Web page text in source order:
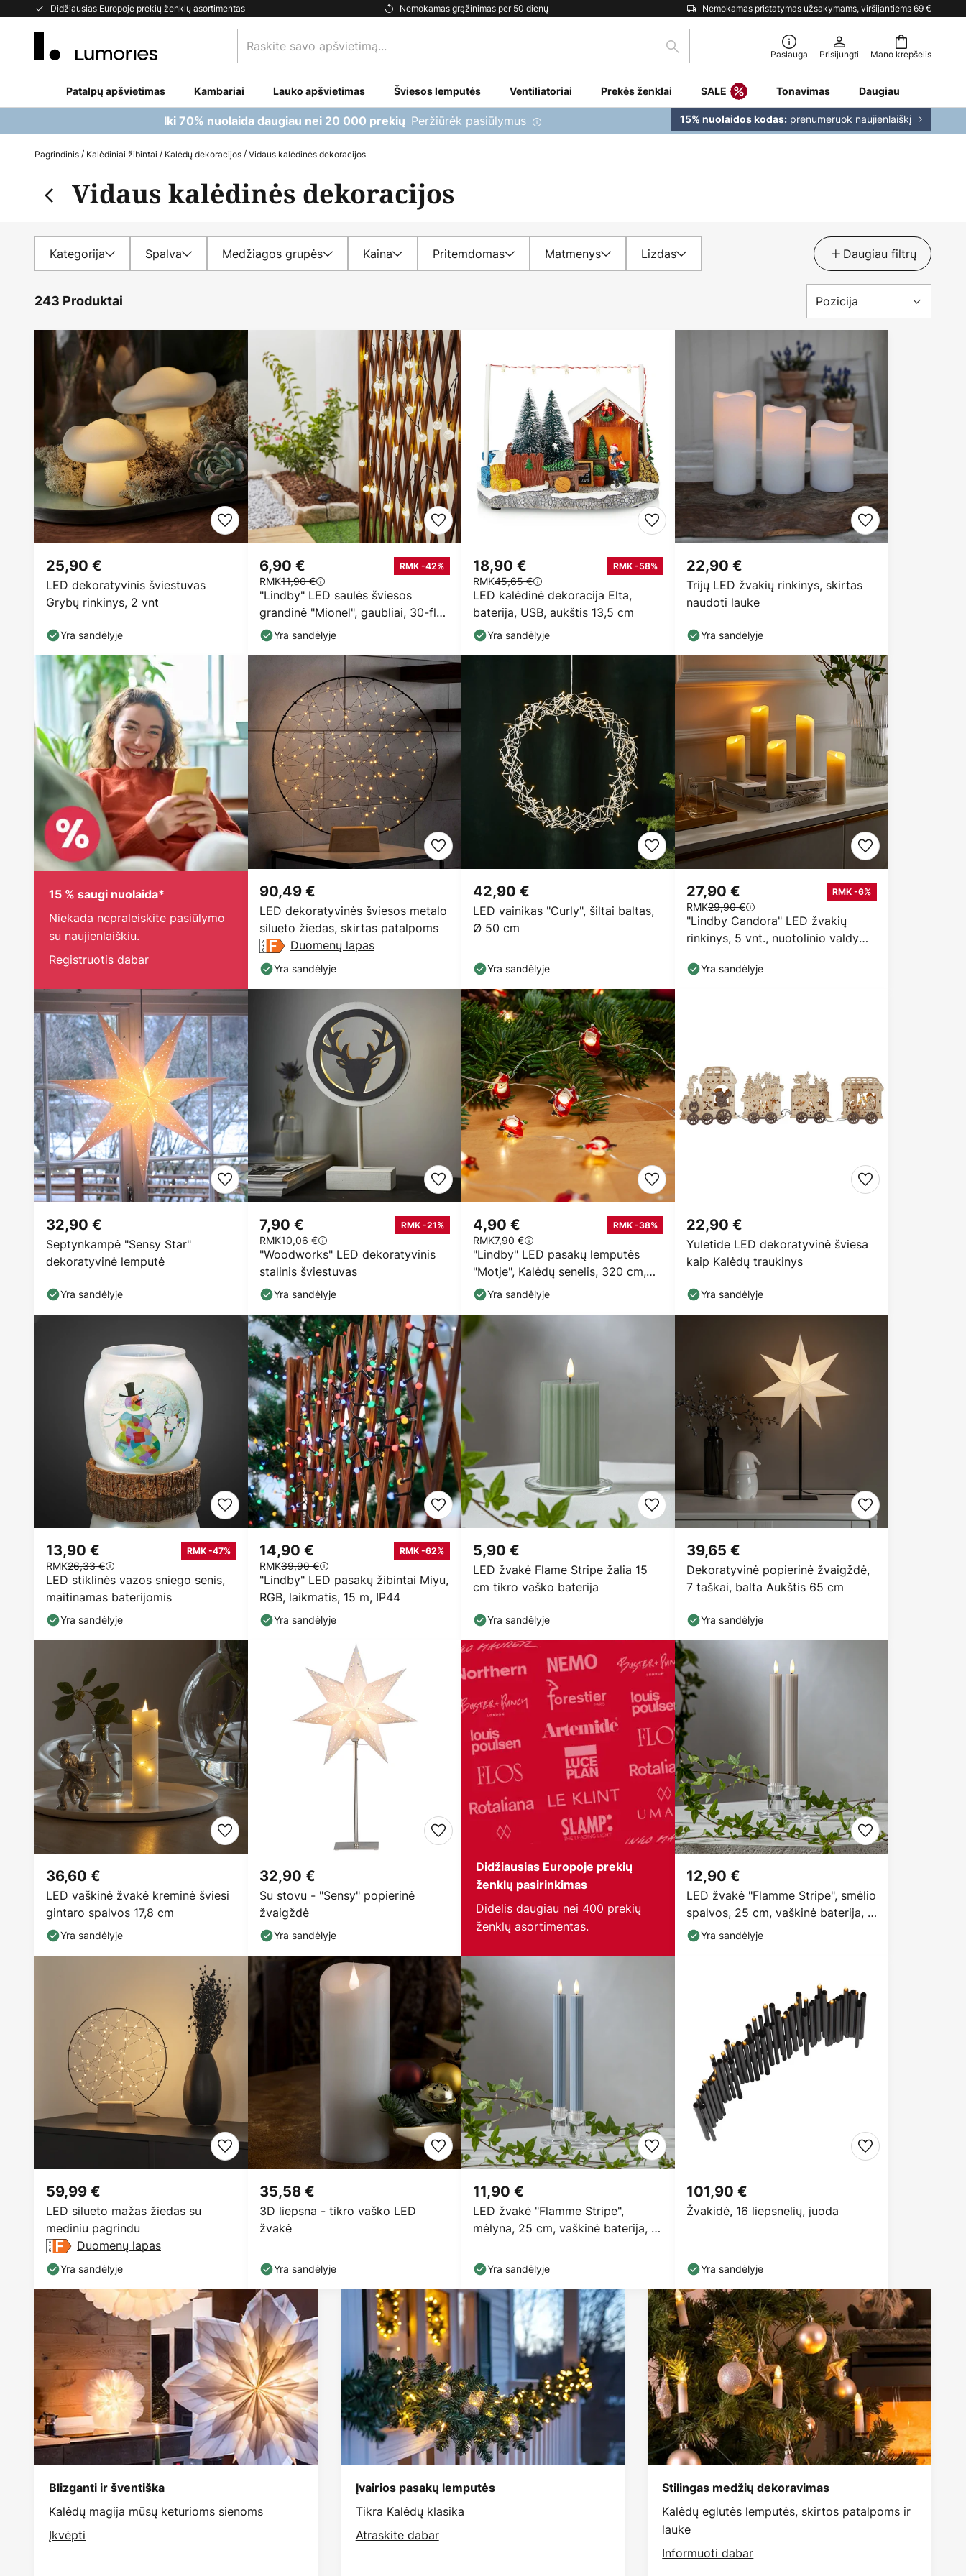
Didžiausias Europoje prekių ženklų asortimentas Nemokamas grąžinimas per 50 dienų Nemokamas pristatymas užsakymams, viršijantiems 69 €
Skip
Mano krepšelis
savo
Paieška Paslauga Prisijungti
Patalpų apšvietimas Kambariai Lauko apšvietimas Šviesos lemputės Ventiliatoriai Prekės ženklai SALE Tonavimas Daugiau
Iki 70% nuolaida daugiau nei 20 000 prekių Peržiūrėk pasiūlymus 15% nuolaidos kodas: prenumeruok naujienlaiškį
Pagrindinis Kalėdiniai žibintai Kalėdų dekoracijos Vidaus kalėdinės dekoracijos
Vidaus kalėdinės dekoracijos
Kategorija Spalva Medžiagos grupės Kaina Pritemdomas Matmenys Lizdas Daugiau filtrų
243 Produktai
LED dekoratyvinis šviestuvas
Grybų rinkinys, 2 vnt
25,90 €
Yra sandėlyje
"Lindby" LED saulės šviesos
grandinė "Mionel", gaubliai, 30-flg.,
635cm
6,90 € RMK -42%
RMK11,90 €
Yra sandėlyje
LED kalėdinė dekoracija Elta,
baterija, USB, aukštis 13,5 cm
18,90 € RMK -58%
RMK45,65 €
Yra sandėlyje
Trijų LED žvakių rinkinys, skirtas
naudoti lauke
22,90 €
Yra sandėlyje
15 % saugi nuolaida*
Niekada nepraleiskite pasiūlymo
su naujienlaiškiu.
Registruotis dabar
LED dekoratyvinės šviesos metalo
silueto žiedas, skirtas patalpoms
90,49 €
Duomenų lapas
Yra sandėlyje
LED vainikas "Curly", šiltai baltas,
Ø 50 cm
42,90 €
Yra sandėlyje
"Lindby Candora" LED žvakių
rinkinys, 5 vnt., nuotolinio valdymo
27,90 € RMK -6%
RMK29,90 €
Yra sandėlyje
Septynkampė "Sensy Star"
dekoratyvinė lemputė
32,90 €
Yra sandėlyje
"Woodworks" LED dekoratyvinis
stalinis šviestuvas
7,90 € RMK -21%
RMK10,06 €
Yra sandėlyje
"Lindby" LED pasakų lemputės
"Motje", Kalėdų senelis, 320 cm,
IP20
4,90 € RMK -38%
RMK7,90 €
Yra sandėlyje
Yuletide LED dekoratyvinė šviesa
kaip Kalėdų traukinys
22,90 €
Yra sandėlyje
LED stiklinės vazos sniego senis,
maitinamas baterijomis
13,90 € RMK -47%
RMK26,33 €
Yra sandėlyje
"Lindby" LED pasakų žibintai Miyu,
RGB, laikmatis, 15 m, IP44
14,90 € RMK -62%
RMK39,90 €
Yra sandėlyje
LED žvakė Flame Stripe žalia 15
cm tikro vaško baterija
5,90 €
Yra sandėlyje
Dekoratyvinė popierinė žvaigždė,
7 taškai, balta Aukštis 65 cm
39,65 €
Yra sandėlyje
LED vaškinė žvakė kreminė šviesi
gintaro spalvos 17,8 cm
36,60 €
Yra sandėlyje
Su stovu - "Sensy" popierinė
žvaigždė
32,90 €
Yra sandėlyje
Didžiausias Europoje prekių
ženklų pasirinkimas
Didelis daugiau nei 400 prekių
ženklų asortimentas.
LED žvakė "Flamme Stripe", smėlio
spalvos, 25 cm, vaškinė baterija, 2
vnt
12,90 €
Yra sandėlyje
LED silueto mažas žiedas su
mediniu pagrindu
59,99 €
Duomenų lapas
Yra sandėlyje
3D liepsna - tikro vaško LED
žvakė
35,58 €
Yra sandėlyje
LED žvakė "Flamme Stripe",
mėlyna, 25 cm, vaškinė baterija, 2
11,90 €
Yra sandėlyje
Žvakidė, 16 liepsnelių, juoda
101,90 €
Yra sandėlyje
Blizganti ir šventiška
Kalėdų magija mūsų keturioms sienoms
Įkvėpti
Įvairios pasakų lemputės
Tikra Kalėdų klasika
Atraskite dabar
Stilingas medžių dekoravimas
Kalėdų eglutės lemputės, skirtos patalpoms ir
lauke
Informuoti dabar